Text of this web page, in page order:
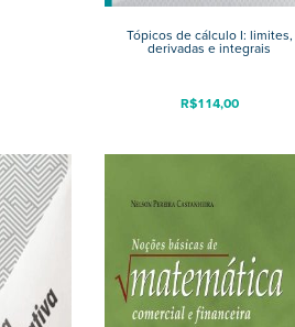
Tópicos de cálculo I: limites,
derivadas e integrais
R$114,00